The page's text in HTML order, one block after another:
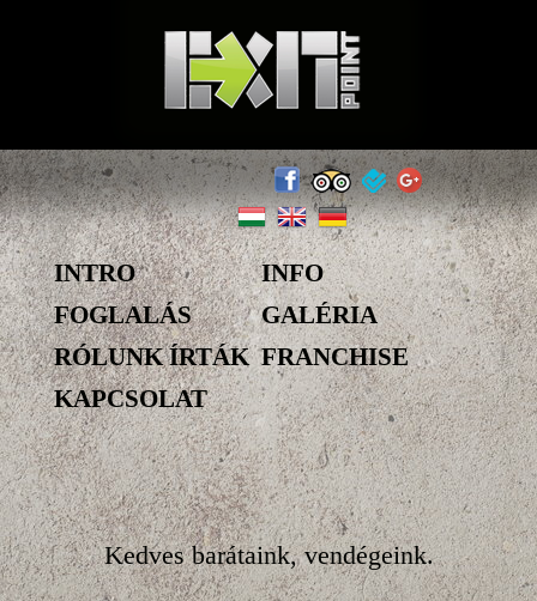
INTRO
INFO
FOGLALÁS
GALÉRIA
RÓLUNK ÍRTÁK FRANCHISE
KAPCSOLAT
Kedves barátaink, vendégeink.